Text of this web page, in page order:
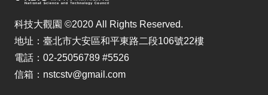
科技大觀園 ©2020 All Rights Reserved.
地址：臺北市大安區和平東路二段106號22樓
電話：02-25056789 #5526
信箱：nstcstv@gmail.com